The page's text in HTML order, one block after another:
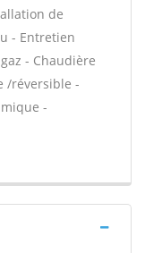
de
- Entretien
- Chaudière
/réversible -
-